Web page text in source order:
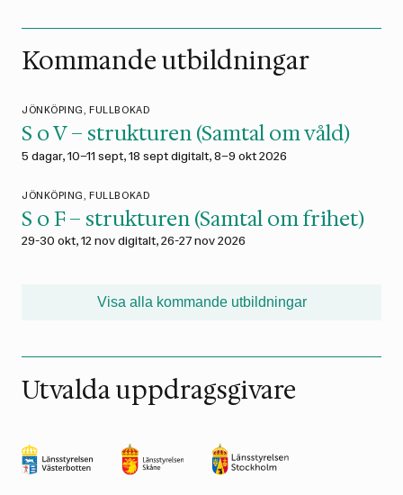
Kommande utbildningar
JÖNKÖPING, FULLBOKAD
S o V – strukturen (Samtal om våld)
5 dagar, 10–11 sept, 18 sept digitalt, 8–9 okt 2026
JÖNKÖPING, FULLBOKAD
S o F – strukturen (Samtal om frihet)
29-30 okt, 12 nov digitalt, 26-27 nov 2026
Visa alla kommande utbildningar
Utvalda uppdragsgivare